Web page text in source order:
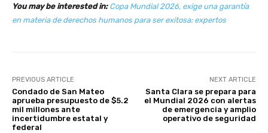
You may be interested in: Copa Mundial 2026, exige una garantía
en materia de derechos humanos para ser exitosa: expertos
PREVIOUS ARTICLE
Condado de San Mateo
aprueba presupuesto de $5.2
mil millones ante
incertidumbre estatal y
federal
NEXT ARTICLE
Santa Clara se prepara para
el Mundial 2026 con alertas
de emergencia y amplio
operativo de seguridad